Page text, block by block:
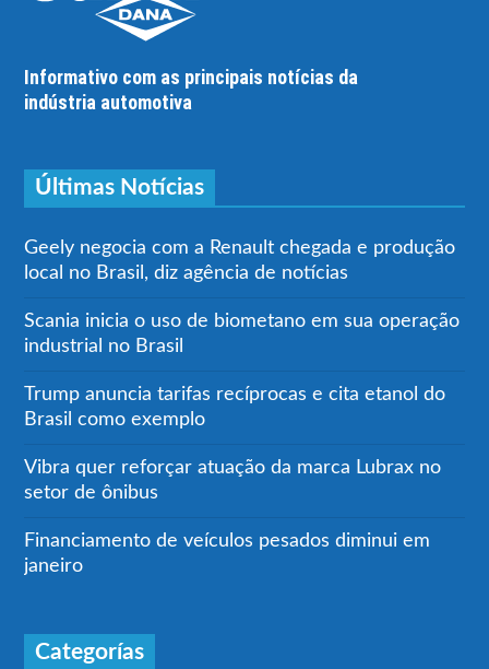
Informativo com as principais notícias da
indústria automotiva
Últimas Notícias
Geely negocia com a Renault chegada e produção
local no Brasil, diz agência de notícias
Scania inicia o uso de biometano em sua operação
industrial no Brasil
Trump anuncia tarifas recíprocas e cita etanol do
Brasil como exemplo
Vibra quer reforçar atuação da marca Lubrax no
setor de ônibus
Financiamento de veículos pesados diminui em
janeiro
Categorías